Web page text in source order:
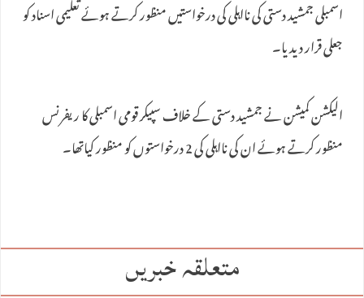
اسمبلی جمشید دستی کی نااہلی کی درخواستیں منظور کرتے ہوئے تعلیمی اسناد کو
جعلی قرار دیدیا۔
الیکشن کمیشن نے جمشید دستی کے خلاف سپیکر قومی اسمبلی کا ریفرنس
منظور کرتے ہوئے ان کی نااہلی کی 2 درخواستوں کو منظور کیاتھا۔
متعلقہ خبریں